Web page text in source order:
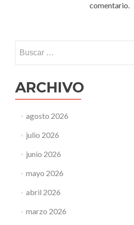
comentario.
ARCHIVO
agosto 2026
julio 2026
junio 2026
mayo 2026
abril 2026
marzo 2026